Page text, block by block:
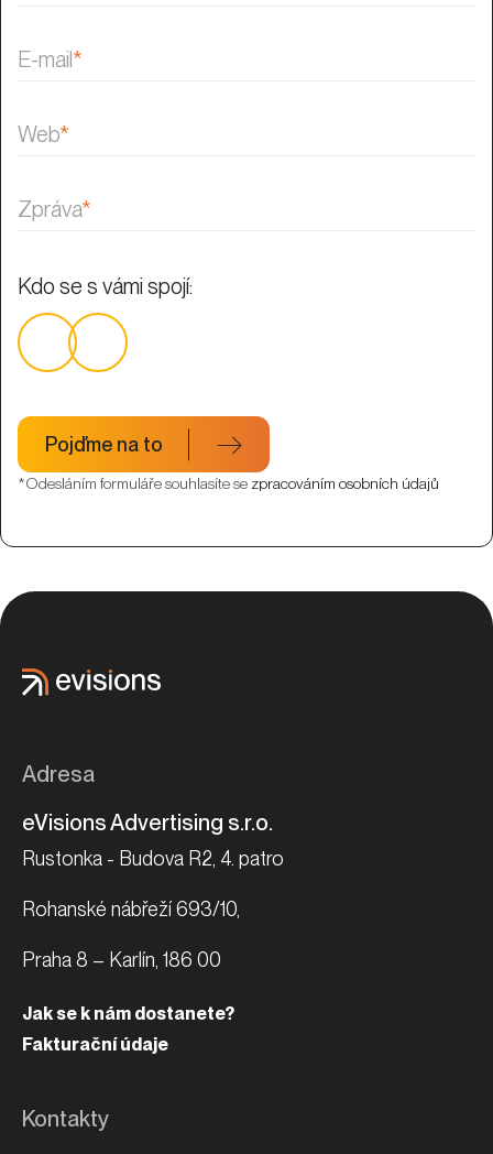
E-mail*
Web*
Zpráva*
Kdo se s vámi spojí:
*Odesláním formuláře souhlasíte se zpracováním osobních údajů
Pojďme na to
Adresa
eVisions Advertising s.r.o.
Rustonka - Budova R2, 4. patro
Rohanské nábřeží 693/10,
Praha 8 – Karlín, 186 00
Jak se k nám dostanete?
Fakturační údaje
Kontakty